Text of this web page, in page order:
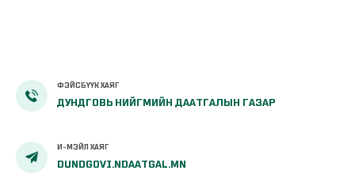
ФЭЙСБҮҮК ХАЯГ
ДУНДГОВЬ НИЙГМИЙН ДААТГАЛЫН ГАЗАР
И-МЭЙЛ ХАЯГ
DUNDGOVI.NDAATGAL.MN